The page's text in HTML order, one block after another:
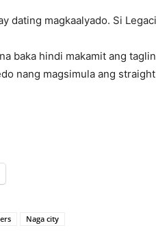
dating magkaalyado. Si
baka hindi makamit ang
nang magsimula ang
Naga city